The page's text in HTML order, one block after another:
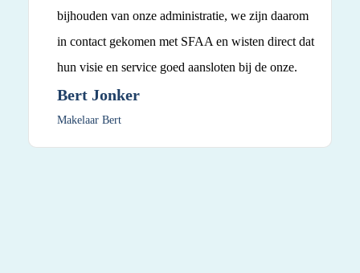
bijhouden van onze administratie, we zijn daarom
in contact gekomen met SFAA en wisten direct dat
hun visie en service goed aansloten bij de onze.
Bert Jonker
Makelaar Bert